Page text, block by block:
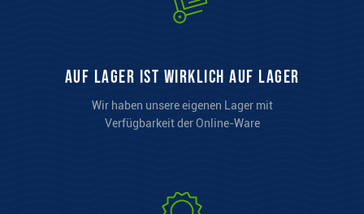
Wir haben unsere eigenen Lager mit
Verfügbarkeit der Online-Ware
Herkunftsgarantie